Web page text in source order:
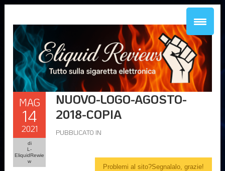
MAG
14
2021
di
L-
EliquidRewie
w
NUOVO-LOGO-AGOSTO-
2018-COPIA
PUBBLICATO IN
Problemi al sito?Segnalalo, grazie!